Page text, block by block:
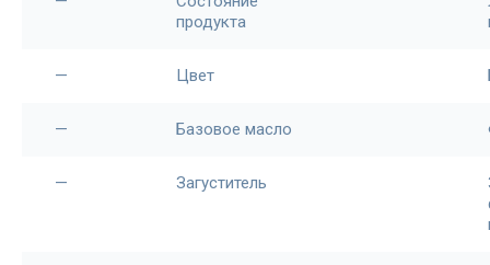
продукта
— Цвет
— Базовое масло
— Загуститель